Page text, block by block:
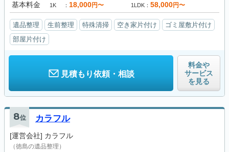
基本料金 1K 18,000円〜 1LDK 58,000円〜
遺品整理 生前整理 特殊清掃 空き家片付け
ゴミ屋敷片付け
部屋片付け
見積もり依頼・相談
料金や
サービス
を見る
8位 カラフル
[運営会社] カラフル
（徳島の遺品整理）